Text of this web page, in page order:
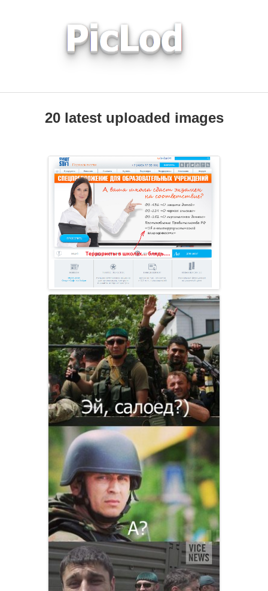
20 latest uploaded images